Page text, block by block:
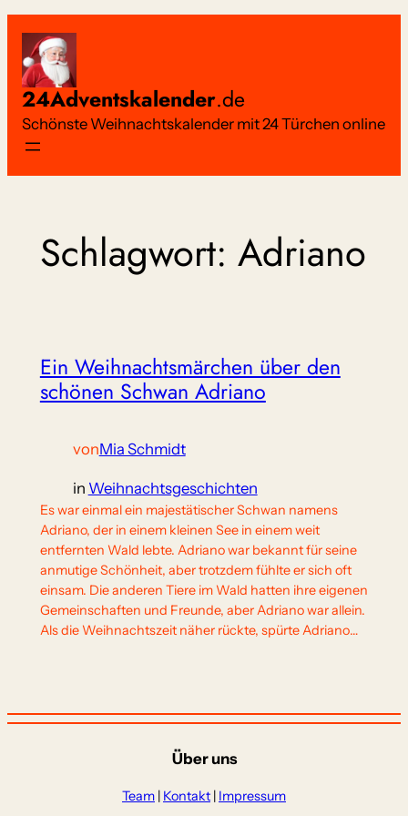
Inhalt
springen
24Adventskalender.de
Schönste Weihnachtskalender mit 24 Türchen online
Schlagwort: Adriano
Ein Weihnachtsmärchen über den
schönen Schwan Adriano
vonMia Schmidt
in Weihnachtsgeschichten
Es war einmal ein majestätischer Schwan namens
Adriano, der in einem kleinen See in einem weit
entfernten Wald lebte. Adriano war bekannt für seine
anmutige Schönheit, aber trotzdem fühlte er sich oft
einsam. Die anderen Tiere im Wald hatten ihre eigenen
Gemeinschaften und Freunde, aber Adriano war allein.
Als die Weihnachtszeit näher rückte, spürte Adriano…
Über uns
Team | Kontakt | Impressum